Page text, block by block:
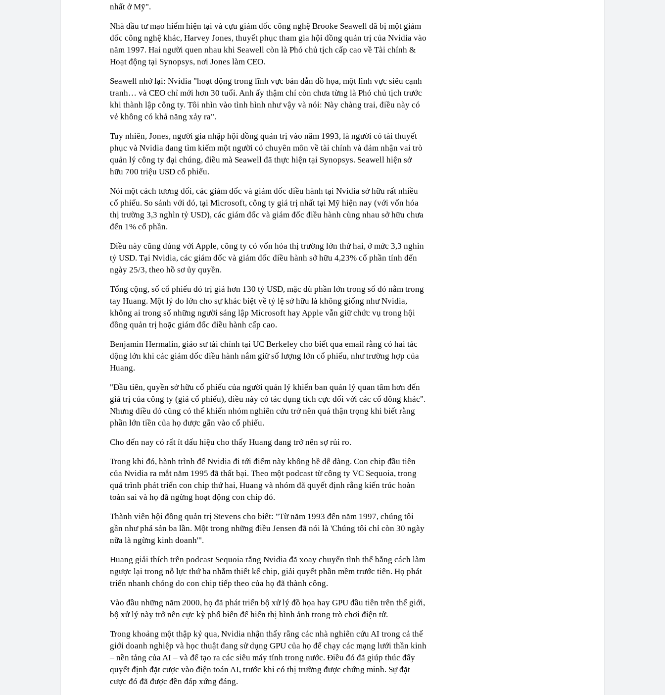
nhất ở Mỹ".
Nhà đầu tư mạo hiểm hiện tại và cựu giám đốc công nghệ Brooke Seawell đã bị một giám
đốc công nghệ khác, Harvey Jones, thuyết phục tham gia hội đồng quản trị của Nvidia vào
năm 1997. Hai người quen nhau khi Seawell còn là Phó chủ tịch cấp cao về Tài chính &
Hoạt động tại Synopsys, nơi Jones làm CEO.
Seawell nhớ lại: Nvidia "hoạt động trong lĩnh vực bán dẫn đồ họa, một lĩnh vực siêu cạnh
tranh… và CEO chỉ mới hơn 30 tuổi. Anh ấy thậm chí còn chưa từng là Phó chủ tịch trước
khi thành lập công ty. Tôi nhìn vào tình hình như vậy và nói: Này chàng trai, điều này có
vẻ không có khả năng xảy ra".
Tuy nhiên, Jones, người gia nhập hội đồng quản trị vào năm 1993, là người có tài thuyết
phục và Nvidia đang tìm kiếm một người có chuyên môn về tài chính và đảm nhận vai trò
quản lý công ty đại chúng, điều mà Seawell đã thực hiện tại Synopsys. Seawell hiện sở
hữu 700 triệu USD cổ phiếu.
Nói một cách tương đối, các giám đốc và giám đốc điều hành tại Nvidia sở hữu rất nhiều
cổ phiếu. So sánh với đó, tại Microsoft, công ty giá trị nhất tại Mỹ hiện nay (với vốn hóa
thị trường 3,3 nghìn tỷ USD), các giám đốc và giám đốc điều hành cùng nhau sở hữu chưa
đến 1% cổ phần.
Điều này cũng đúng với Apple, công ty có vốn hóa thị trường lớn thứ hai, ở mức 3,3 nghìn
tỷ USD. Tại Nvidia, các giám đốc và giám đốc điều hành sở hữu 4,23% cổ phần tính đến
ngày 25/3, theo hồ sơ ủy quyền.
Tổng cộng, số cổ phiếu đó trị giá hơn 130 tỷ USD, mặc dù phần lớn trong số đó nằm trong
tay Huang. Một lý do lớn cho sự khác biệt về tỷ lệ sở hữu là không giống như Nvidia,
không ai trong số những người sáng lập Microsoft hay Apple vẫn giữ chức vụ trong hội
đồng quản trị hoặc giám đốc điều hành cấp cao.
Benjamin Hermalin, giáo sư tài chính tại UC Berkeley cho biết qua email rằng có hai tác
động lớn khi các giám đốc điều hành nắm giữ số lượng lớn cổ phiếu, như trường hợp của
Huang.
"Đầu tiên, quyền sở hữu cổ phiếu của người quản lý khiến ban quản lý quan tâm hơn đến
giá trị của công ty (giá cổ phiếu), điều này có tác dụng tích cực đối với các cổ đông khác".
Nhưng điều đó cũng có thể khiến nhóm nghiên cứu trở nên quá thận trọng khi biết rằng
phần lớn tiền của họ được gắn vào cổ phiếu.
Cho đến nay có rất ít dấu hiệu cho thấy Huang đang trở nên sợ rủi ro.
Trong khi đó, hành trình để Nvidia đi tới điểm này không hề dễ dàng. Con chip đầu tiên
của Nvidia ra mắt năm 1995 đã thất bại. Theo một podcast từ công ty VC Sequoia, trong
quá trình phát triển con chip thứ hai, Huang và nhóm đã quyết định rằng kiến trúc hoàn
toàn sai và họ đã ngừng hoạt động con chip đó.
Thành viên hội đồng quản trị Stevens cho biết: "Từ năm 1993 đến năm 1997, chúng tôi
gần như phá sản ba lần. Một trong những điều Jensen đã nói là 'Chúng tôi chỉ còn 30 ngày
nữa là ngừng kinh doanh'".
Huang giải thích trên podcast Sequoia rằng Nvidia đã xoay chuyển tình thế bằng cách làm
ngược lại trong nỗ lực thứ ba nhằm thiết kế chip, giải quyết phần mềm trước tiên. Họ phát
triển nhanh chóng do con chip tiếp theo của họ đã thành công.
Vào đầu những năm 2000, họ đã phát triển bộ xử lý đồ họa hay GPU đầu tiên trên thế giới,
bộ xử lý này trở nên cực kỳ phổ biến để hiển thị hình ảnh trong trò chơi điện tử.
Trong khoảng một thập kỷ qua, Nvidia nhận thấy rằng các nhà nghiên cứu AI trong cả thế
giới doanh nghiệp và học thuật đang sử dụng GPU của họ để chạy các mạng lưới thần kinh
– nền tảng của AI – và để tạo ra các siêu máy tính trong nước. Điều đó đã giúp thúc đẩy
quyết định đặt cược vào điện toán AI, trước khi có thị trường được chứng minh. Sự đặt
cược đó đã được đền đáp xứng đáng.